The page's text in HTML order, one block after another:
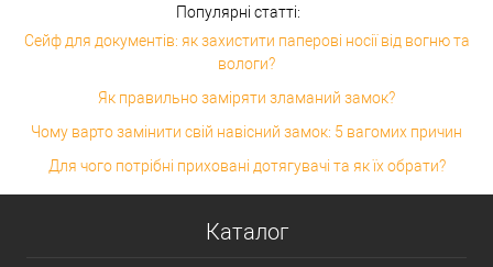
Популярні статті:
Сейф для документів: як захистити паперові носії від вогню та
вологи?
Як правильно заміряти зламаний замок?
Чому варто замінити свій навісний замок: 5 вагомих причин
Для чого потрібні приховані дотягувачі та як їх обрати?
Каталог